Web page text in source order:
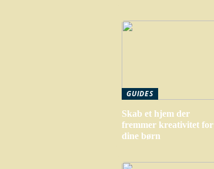
GUIDES
Skab et hjem der
fremmer kreativitet for
dine børn